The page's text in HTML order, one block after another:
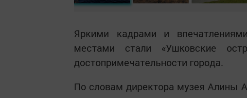
Яркими кадрами и
местами стали «Ушковские
достопримечательности города.
По словам директора музея Алины